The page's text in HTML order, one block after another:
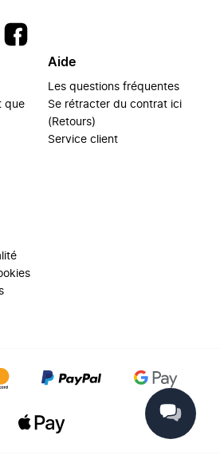
que
Aide
Les questions fréquentes
Se rétracter du contrat ici
(Retours)
Service client